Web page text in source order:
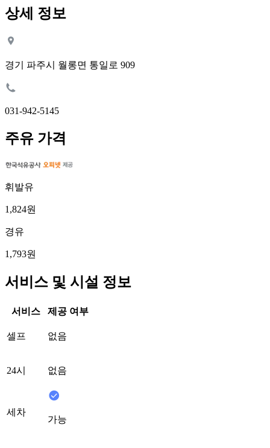
상세 정보
경기 파주시 월롱면 통일로 909
031-942-5145
주유 가격
휘발유
1,824원
경유
1,793원
서비스 및 시설 정보
서비스 제공 여부
셀프 없음
24시 없음
세차
가능